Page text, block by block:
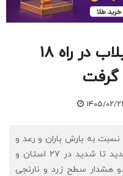
بارش شدید و وقوع سیلاب در راه ۱۸
۲۲ - ۱۶:۲۶
به بارش باران و رعد و
برق در ۱۸ استان، وزش باد نسبتا شدید تا شدید در ۲۷ استان و
هشدار سطح زرد و نارنجی